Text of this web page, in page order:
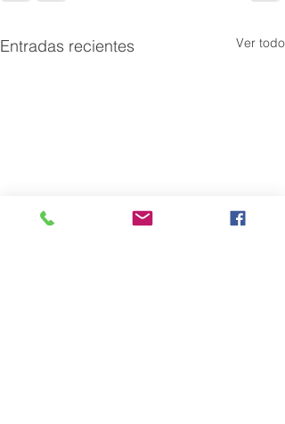
Entradas recientes Ver todo